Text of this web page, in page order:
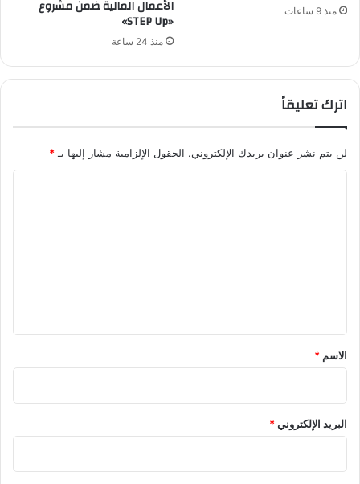
منذ 9 ساعات الأعمال المالية ضمن مشروع
«STEP Up»
منذ 24 ساعة
اترك تعليقاً
لن يتم نشر عنوان بريدك الإلكتروني. الحقول الإلزامية مشار إليها بـ *
*
الاسم *
البريد الإلكتروني*